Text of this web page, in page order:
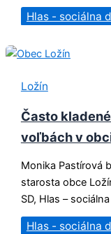
Hlas - sociálna
Ložín
Často
voľbách v
Monika Pastírová
starosta obce
SD, Hlas –
Hlas - sociálna